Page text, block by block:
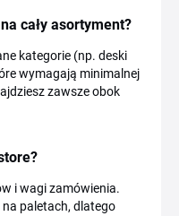
cały asortyment?
kategorie (np. deski
wymagają minimalnej
zawsze obok
i wagi zamówienia.
na paletach, dlatego